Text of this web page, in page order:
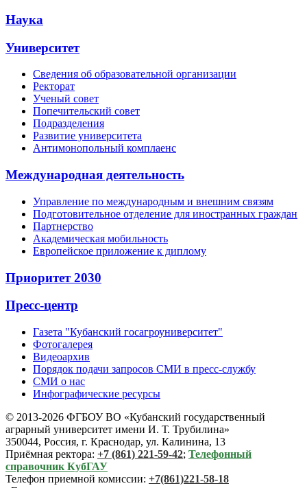
Наука
Университет
Сведения об образовательной организации
Ректорат
Ученый совет
Попечительский совет
Подразделения
Развитие университета
Антимонопольный комплаенс
Международная деятельность
Управление по международным и внешним связям
Подготовительное отделение для иностранных граждан
Партнерство
Академическая мобильность
Европейское приложение к диплому
Приоритет 2030
Пресс-центр
Газета "Кубанский госагроуниверситет"
Фотогалерея
Видеоархив
Порядок подачи запросов СМИ в пресс-службу
СМИ о нас
Инфографические ресурсы
© 2013-2026 ФГБОУ ВО «Кубанский государственный
аграрный университет имени И. Т. Трубилина»
350044, Россия, г. Краснодар, ул. Калинина, 13
Приёмная ректора: +7 (861) 221-59-42; Телефонный
справочник КубГАУ
Телефон приемной комиссии: +7(861)221-58-18